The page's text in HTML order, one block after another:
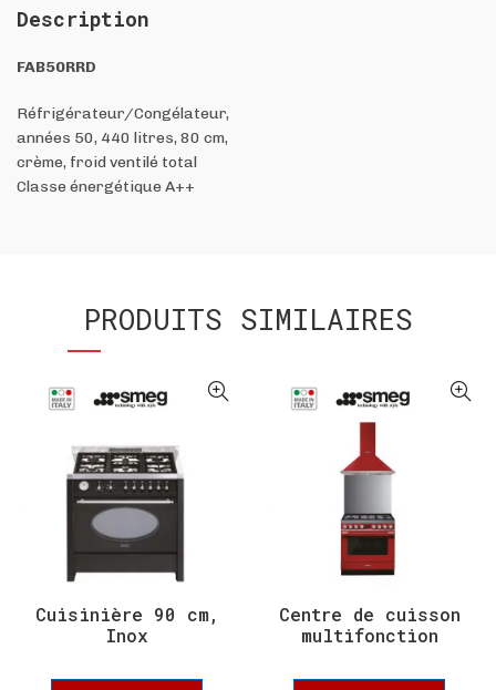
Description
FAB50RRD
Réfrigérateur/Congélateur,
années 50, 440 litres, 80 cm,
crème, froid ventilé total
Classe énergétique A++
PRODUITS SIMILAIRES
Cuisinière 90 cm,
Inox
Centre de cuisson
multifonction